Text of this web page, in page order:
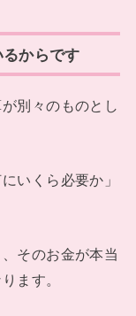
からです
別々のものとし
いくら必要か」
そのお金が本当
ます。